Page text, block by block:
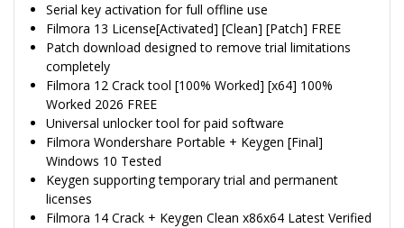
Serial key activation for full offline use
Filmora 13 License[Activated] [Clean] [Patch] FREE
Patch download designed to remove trial limitations
completely
Filmora 12 Crack tool [100% Worked] [x64] 100%
Worked 2026 FREE
Universal unlocker tool for paid software
Filmora Wondershare Portable + Keygen [Final]
Windows 10 Tested
Keygen supporting temporary trial and permanent
licenses
Filmora 14 Crack + Keygen Clean x86x64 Latest Verified